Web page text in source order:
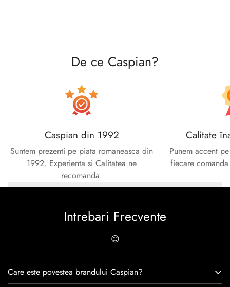
De ce Caspian?
Caspian din 1992
Suntem prezenti pe piata romaneasca din
1992. Experienta si Calitatea ne
recomanda.
Calitate
Punem accent
fiecare
Intrebari Frecvente
😊
Care este povestea brandului Caspian?